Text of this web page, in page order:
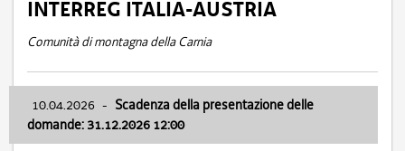
INTERREG ITALIA-AUSTRIA
Comunità di montagna della Carnia
10.04.2026 - Scadenza della presentazione delle
domande: 31.12.2026 12:00